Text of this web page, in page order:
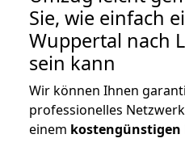
Sie, wie einfach
Wuppertal nach
sein kann
Wir können Ihnen
professionelles
einem kostengünstigen